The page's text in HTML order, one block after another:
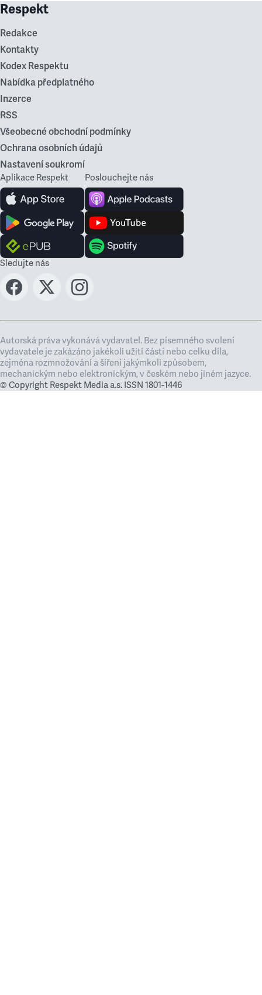
Respekt
Redakce
Kontakty
Kodex Respektu
Nabídka předplatného
Inzerce
RSS
Všeobecné obchodní podmínky
Ochrana osobních údajů
Nastavení soukromí
Aplikace Respekt Poslouchejte nás
Sledujte nás
Autorská práva vykonává vydavatel. Bez písemného svolení
vydavatele je zakázáno jakékoli užití částí nebo celku díla,
zejména rozmnožování a šíření jakýmkoli způsobem,
mechanickým nebo elektronickým, v českém nebo jiném jazyce.
© Copyright Respekt Media a.s. ISSN 1801-1446